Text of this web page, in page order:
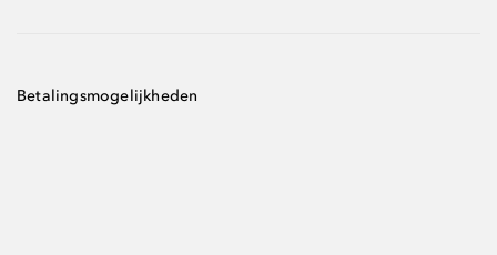
Betalingsmogelijkheden